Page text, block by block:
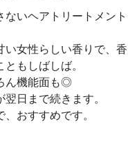
いヘアトリートメント
い女性らしい香りで、香
もしばしば。
ん機能面も◎
日まで続きます。
おすすめです。